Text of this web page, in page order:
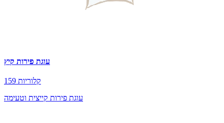
עוגת פירות קיץ
159 קלוריות
עוגת פירות קייצית וטעימה